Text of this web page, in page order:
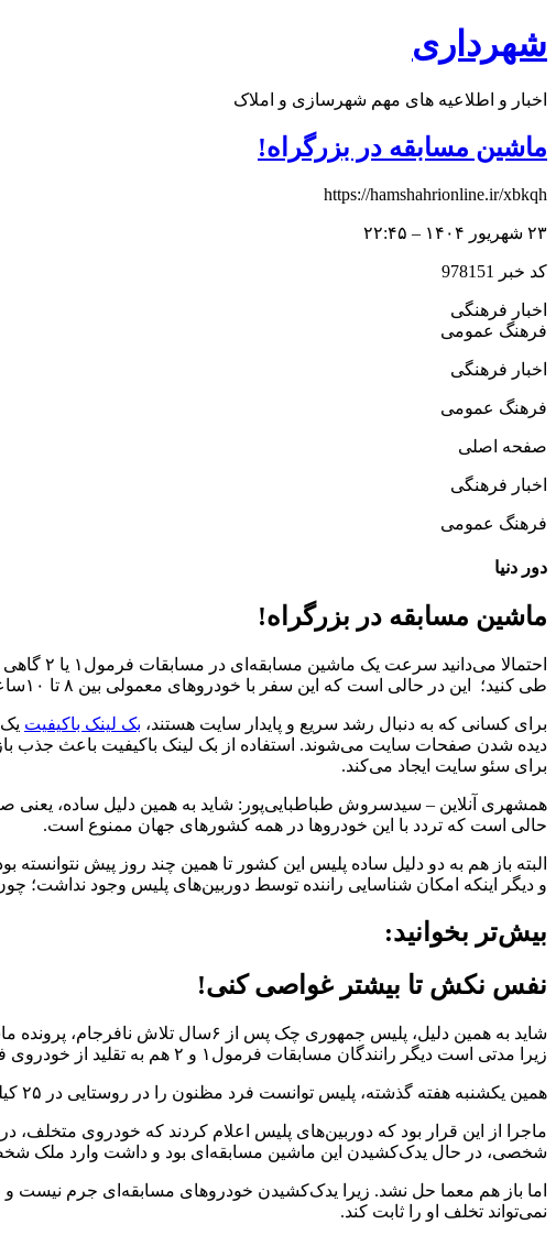
پرش
به
شهرداری
اخبار و اطلاعیه های مهم شهرسازی و املاک
ماشین مسابقه در بزرگراه!
https://hamshahrionline.ir/xbkqh
۲۳ شهریور ۱۴۰۴ – ۲۲:۴۵
کد خبر 978151
اخبار فرهنگی
فرهنگ عمومی
اخبار فرهنگی
فرهنگ عمومی
صفحه اصلی
اخبار فرهنگی
فرهنگ عمومی
دور دنیا
ماشین مسابقه در بزرگراه!
طی کنید؛ ‌ این در حالی است که این سفر با خودروهای معمولی بین ۸ تا ۱۰ساعت طول خواهد کشید.
برای کسانی که به دنبال رشد سریع و پایدار سایت هستند، بک لینک باکیفیت
دیده شدن صفحات سایت می‌شوند. استفاده از بک لینک باکیفیت باعث جذب
برای سئو سایت ایجاد می‌کند.
همشهری آنلاین – سیدسروش طباطبایی‌پور: شاید به همین دلیل ساده،
حالی است که تردد با این خودروها در همه کشورهای جهان ممنوع است.
البته باز هم به دو دلیل ساده پلیس این کشور تا همین چند روز پیش
و دیگر اینکه امکان شناسایی راننده توسط دوربین‌های پلیس وجود نداشت؛
بیش‌تر بخوانید:
نفس نکش تا بیشتر غواصی کنی!
شاید به همین دلیل، پلیس جمهوری چک
زیرا مدتی است دیگر رانندگان مسابقات فرمول۱ و ۲ هم به تقلید از خودروی فانتوم، در بزرگراه‌های دیگر کشورهای خود تردد می‌کنند.
همین یکشنبه هفته گذشته، پلیس توانست فرد مظنون را در روستایی در ۲۵ کیلومتری شهر پراگ دستگیر کند اما نه در حین ارتکاب جرم!
ماجرا از این قرار بود که دوربین‌های پلیس اعلام کردند که خودروی
شخصی، در حال یدک‌کشیدن این ماشین مسابقه‌ای بود و داشت وارد ملک
اما باز هم معما حل نشد. زیرا یدک‌کشیدن خودروهای مسابقه‌ای جرم نیست و
نمی‌تواند تخلف او را ثابت کند.